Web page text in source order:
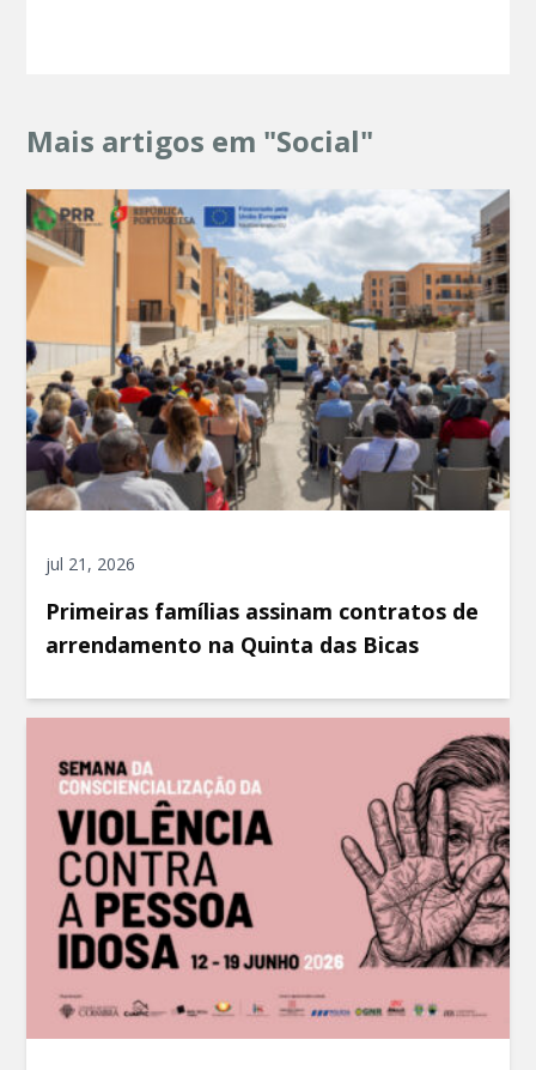
Mais artigos em "Social"
jul 21, 2026
Primeiras famílias assinam contratos de
arrendamento na Quinta das Bicas